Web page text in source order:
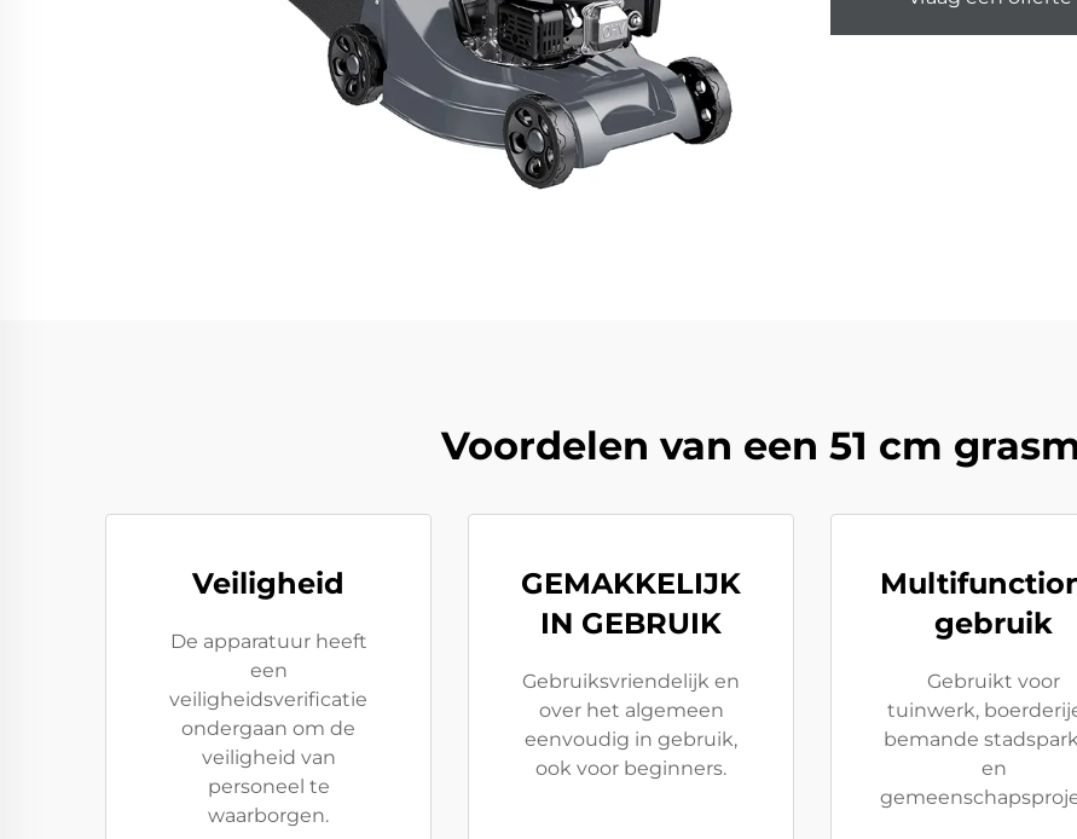
Voordelen van een 51 cm
Veiligheid
De apparatuur heeft
een
veiligheidsverificatie
ondergaan om de
veiligheid van
personeel te
waarborgen.
GEMAKKELIJK
IN GEBRUIK
Gebruiksvriendelijk en
over het algemeen
eenvoudig in gebruik,
ook voor beginners.
gebruik
Gebruikt voor
tuinwerk,
bemande
en